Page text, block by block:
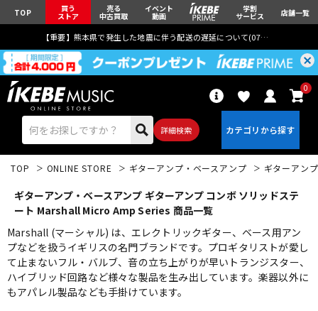
TOP 買う
ストア
売る
中古買取
イベント
動画
学割
サービス 店舗一覧
【重要】熊本県で発生した地震に伴う配送の遅延について(07月29日
詳細検索
0
エレキギター アコギ/エレアコ
ベース
TOP ONLINE STORE ギターアンプ・ベースアンプ ギターアンプ
ギターアンプ・ベースアンプ ギターアンプ コンボ ソリッドステ
ート Marshall Micro Amp Series 商品一覧
Marshall (マーシャル) は、エレクトリックギター、ベース用アン
プなどを扱うイギリスの名門ブランドです。プロギタリストが愛し
て止まないフル・バルブ、音の立ち上がりが早いトランジスター、
ハイブリッド回路など様々な製品を生み出しています。楽器以外に
もアパレル製品なども手掛けています。